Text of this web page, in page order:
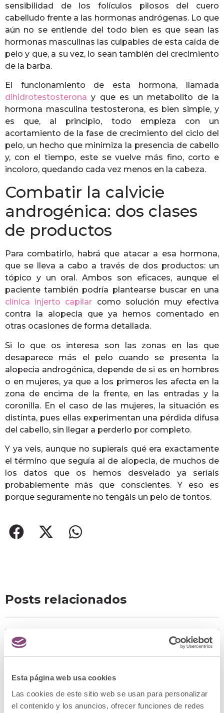
Esta página web usa cookies
Las cookies de este sitio web se usan para personalizar
el contenido y los anuncios, ofrecer funciones de redes
sensibilidad de los folículos pilosos del cuero
cabelludo frente a las hormonas andrógenas. Lo que
aún no se entiende del todo bien es que sean las
hormonas masculinas las culpables de esta caída de
pelo y que, a su vez, lo sean también del crecimiento
de la barba.
El funcionamiento de esta hormona, llamada
dihidrotestosterona y que es un metabolito de la
hormona masculina testosterona, es bien simple, y
es que, al principio, todo empieza con un
acortamiento de la fase de crecimiento del ciclo del
pelo, un hecho que minimiza la presencia de cabello
y, con el tiempo, este se vuelve más fino, corto e
incoloro, quedando cada vez menos en la cabeza.
Combatir la calvicie
androgénica: dos clases
de productos
Para combatirlo, habrá que atacar a esa hormona,
que se lleva a cabo a través de dos productos: un
tópico y un oral. Ambos son eficaces, aunque el
paciente también podría plantearse buscar en una
clínica injerto capilar como solución muy efectiva
contra la alopecia que ya hemos comentado en
otras ocasiones de forma detallada.
Si lo que os interesa son las zonas en las que
desaparece más el pelo cuando se presenta la
alopecia androgénica, depende de si es en hombres
o en mujeres, ya que a los primeros les afecta en la
zona de encima de la frente, en las entradas y la
coronilla. En el caso de las mujeres, la situación es
distinta, pues ellas experimentan una pérdida difusa
del cabello, sin llegar a perderlo por completo.
Y ya veis, aunque no supierais qué era exactamente
el término que seguía al de alopecia, de muchos de
los datos que os hemos desvelado ya seríais
probablemente más que conscientes. Y eso es
porque seguramente no tengáis un pelo de tontos.
Posts relacionados